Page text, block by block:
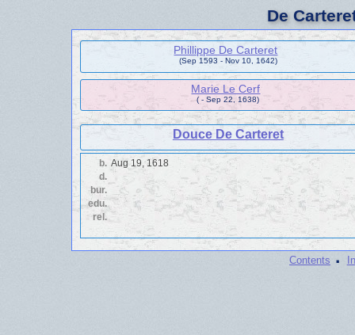
De
Phillippe De Carteret
(Sep 1593 - Nov 10, 1642)
Marie Le Cerf
( - Sep 22, 1638)
Douce De Carteret
b. Aug 19, 1618
d.
bur.
edu.
rel.
Contents ·